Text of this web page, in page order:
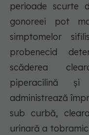
perioade scurte
gonoreei pot
simptomelor
probenecid
scăderea
piperacilină
administrează
sub curbă,
urinară a